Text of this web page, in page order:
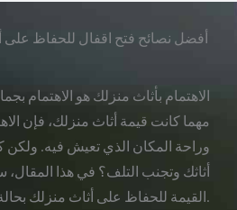
أفضل نصائح فتح اقفال للحفاظ على
الاهتمام بأثاث منزلك هو الاهتمام
مهما كانت قيمة أثاث منزلك، فإن
وراحة المكان الذي تعيش فيه.
أثاثك وتجنب التلف؟ في هذا
القيمة للحفاظ على أثاث منزلك بحالة جيدة وتجنب التلف.